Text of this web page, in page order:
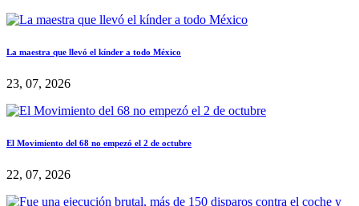
La maestra que llevó el kínder a todo México
23, 07, 2026
El Movimiento del 68 no empezó el 2 de octubre
22, 07, 2026